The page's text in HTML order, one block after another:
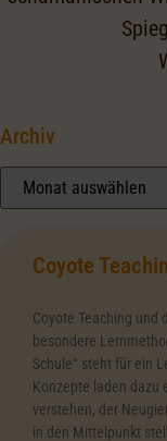
Archiv
Coyote
Coyote Teaching und
besondere
Schule“ steht für ein
Konzepte laden dazu
verstehen, der
in den Mittelpunkt